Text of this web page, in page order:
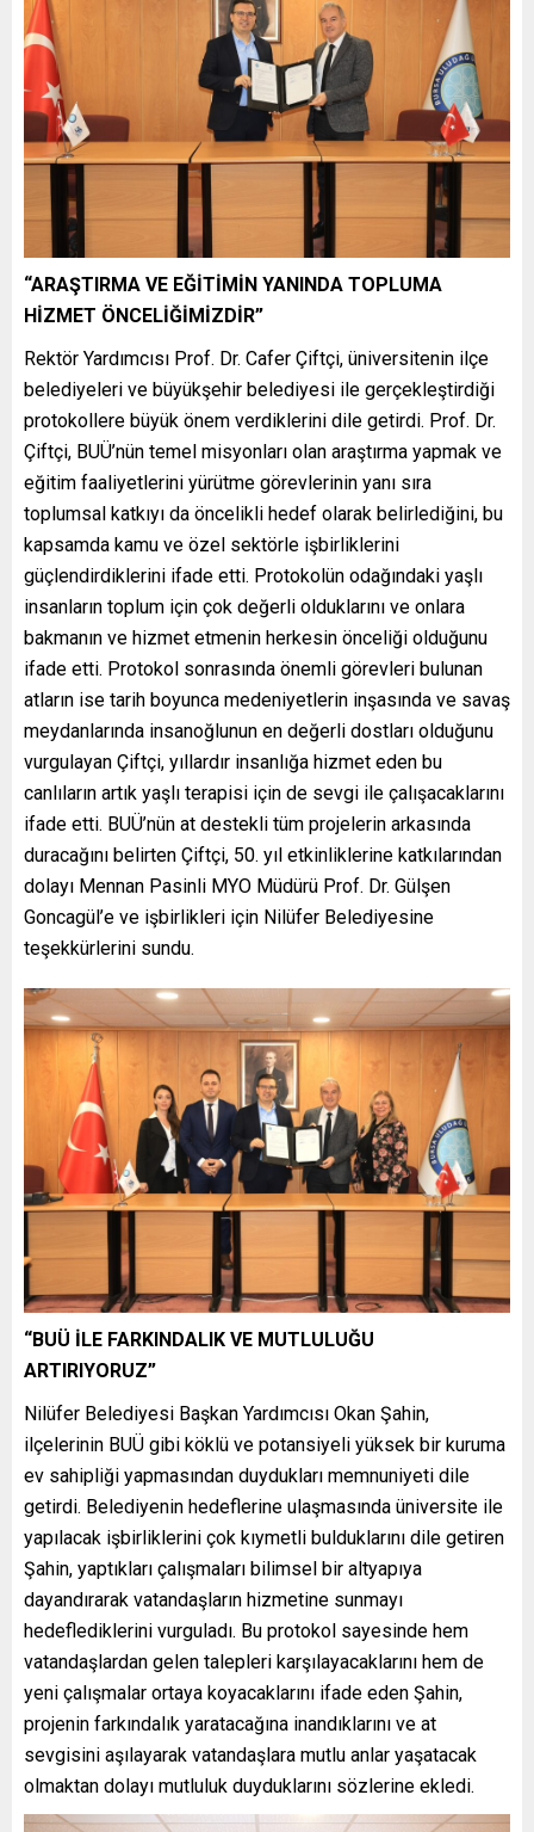
“ARAŞTIRMA VE EĞİTİMİN YANINDA TOPLUMA
HİZMET ÖNCELİĞİMİZDİR”
Rektör Yardımcısı Prof. Dr. Cafer Çiftçi, üniversitenin ilçe
belediyeleri ve büyükşehir belediyesi ile gerçekleştirdiği
protokollere büyük önem verdiklerini dile getirdi. Prof. Dr.
Çiftçi, BUÜ’nün temel misyonları olan araştırma yapmak ve
eğitim faaliyetlerini yürütme görevlerinin yanı sıra
toplumsal katkıyı da öncelikli hedef olarak belirlediğini, bu
kapsamda kamu ve özel sektörle işbirliklerini
güçlendirdiklerini ifade etti. Protokolün odağındaki yaşlı
insanların toplum için çok değerli olduklarını ve onlara
bakmanın ve hizmet etmenin herkesin önceliği olduğunu
ifade etti. Protokol sonrasında önemli görevleri bulunan
atların ise tarih boyunca medeniyetlerin inşasında ve savaş
meydanlarında insanoğlunun en değerli dostları olduğunu
vurgulayan Çiftçi, yıllardır insanlığa hizmet eden bu
canlıların artık yaşlı terapisi için de sevgi ile çalışacaklarını
ifade etti. BUÜ’nün at destekli tüm projelerin arkasında
duracağını belirten Çiftçi, 50. yıl etkinliklerine katkılarından
dolayı Mennan Pasinli MYO Müdürü Prof. Dr. Gülşen
Goncagül’e ve işbirlikleri için Nilüfer Belediyesine
teşekkürlerini sundu.
“BUÜ İLE FARKINDALIK VE MUTLULUĞU
ARTIRIYORUZ”
Nilüfer Belediyesi Başkan Yardımcısı Okan Şahin,
ilçelerinin BUÜ gibi köklü ve potansiyeli yüksek bir kuruma
ev sahipliği yapmasından duydukları memnuniyeti dile
getirdi. Belediyenin hedeflerine ulaşmasında üniversite ile
yapılacak işbirliklerini çok kıymetli bulduklarını dile getiren
Şahin, yaptıkları çalışmaları bilimsel bir altyapıya
dayandırarak vatandaşların hizmetine sunmayı
hedeflediklerini vurguladı. Bu protokol sayesinde hem
vatandaşlardan gelen talepleri karşılayacaklarını hem de
yeni çalışmalar ortaya koyacaklarını ifade eden Şahin,
projenin farkındalık yaratacağına inandıklarını ve at
sevgisini aşılayarak vatandaşlara mutlu anlar yaşatacak
olmaktan dolayı mutluluk duyduklarını sözlerine ekledi.